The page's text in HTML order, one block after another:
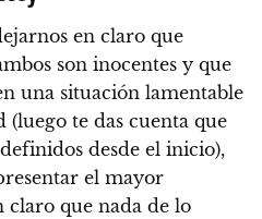
en claro que
son inocentes y que
una situación lamentable
(luego te das cuenta que
desde el inicio),
el mayor
claro que nada de lo